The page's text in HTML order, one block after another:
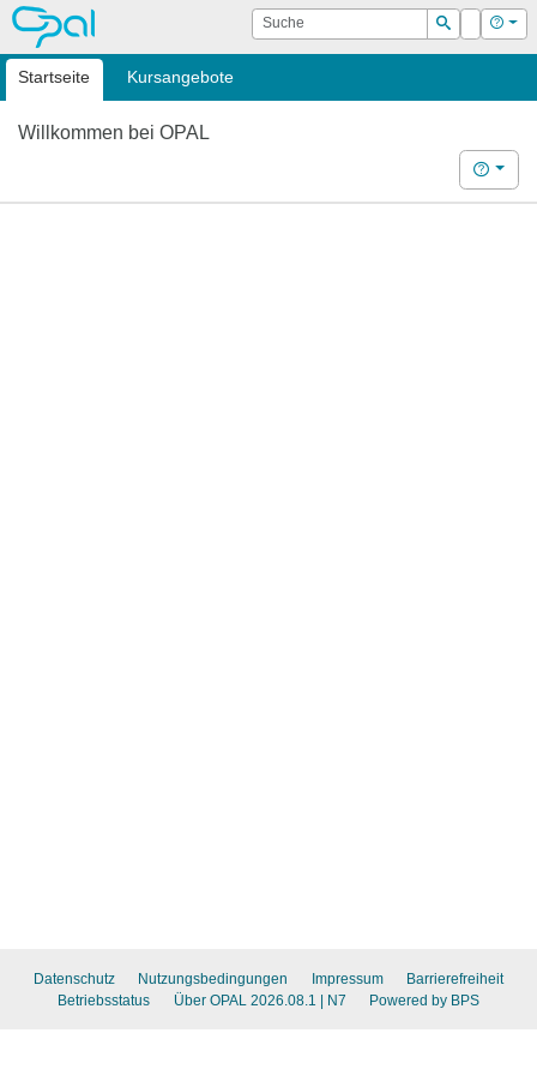
OPAL Suche
Suchen
Login Hilfe
Startseite Kursangebote
Willkommen bei OPAL
Hilfe
Datenschutz Nutzungsbedingungen Impressum
Barrierefreiheit
Betriebsstatus
Über OPAL 2026.08.1 | N7 Powered by BPS